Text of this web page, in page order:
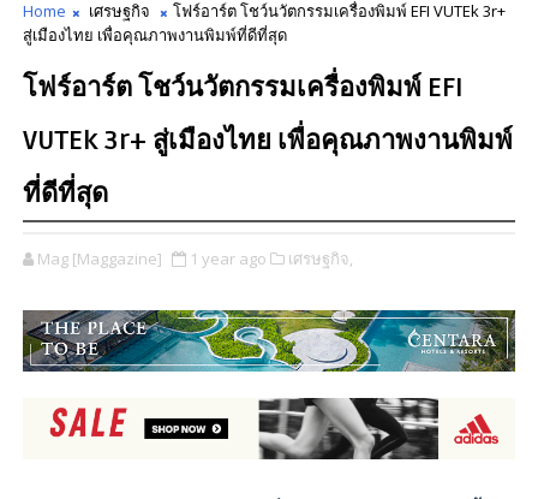
Home เศรษฐกิจ
โฟร์อาร์ต โชว์นวัตกรรมเครื่องพิมพ์ EFI VUTEk 3r+
สู่เมืองไทย เพื่อคุณภาพงานพิมพ์ที่ดีที่สุด
โฟร์อาร์ต โชว์นวัตกรรมเครื่องพิมพ์ EFI
VUTEk 3r+ สู่เมืองไทย เพื่อคุณภาพงานพิมพ์
ที่ดีที่สุด
Mag [Maggazine] 1 year ago เศรษฐกิจ,